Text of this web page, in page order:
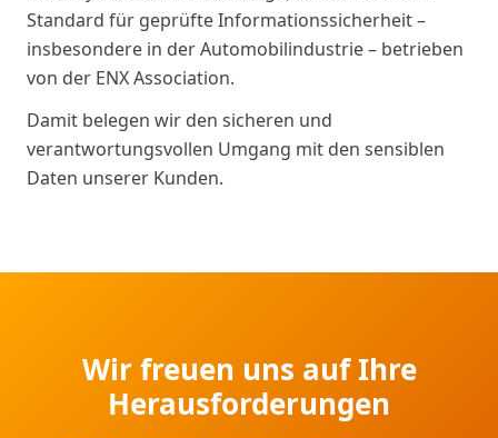
Standard für geprüfte Informationssicherheit –
insbesondere in der Automobilindustrie – betrieben
von der ENX Association.
Damit belegen wir den sicheren und
verantwortungsvollen Umgang mit den sensiblen
Daten unserer Kunden.
Wir freuen uns auf Ihre
Herausforderungen